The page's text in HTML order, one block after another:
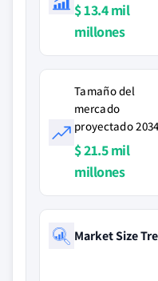
$ 13.4 mil
millones
Tamaño del
mercado
proyectado 2034
$ 21.5 mil
millones
Market Size